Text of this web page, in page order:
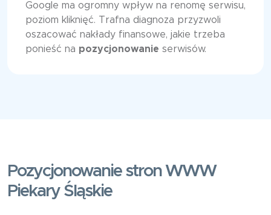
Google ma ogromny wpływ na renomę serwisu,
poziom kliknięć. Trafna diagnoza przyzwoli
oszacować nakłady finansowe, jakie trzeba
ponieść na pozycjonowanie serwisów.
Pozycjonowanie stron WWW
Piekary Śląskie